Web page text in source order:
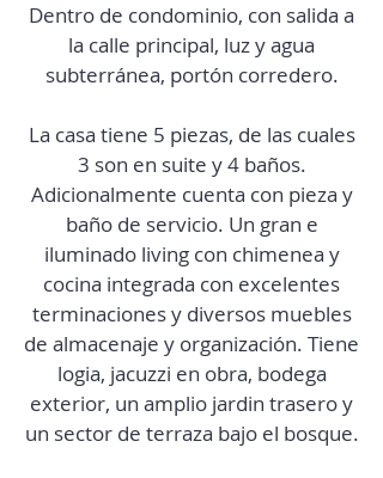
Dentro de condominio, con salida a
la calle principal, luz y agua
subterránea, portón corredero.
La casa tiene 5 piezas, de las cuales
3 son en suite y 4 baños.
Adicionalmente cuenta con pieza y
baño de servicio. Un gran e
iluminado living con chimenea y
cocina integrada con excelentes
terminaciones y diversos muebles
de almacenaje y organización. Tiene
logia, jacuzzi en obra, bodega
exterior, un amplio jardin trasero y
un sector de terraza bajo el bosque.